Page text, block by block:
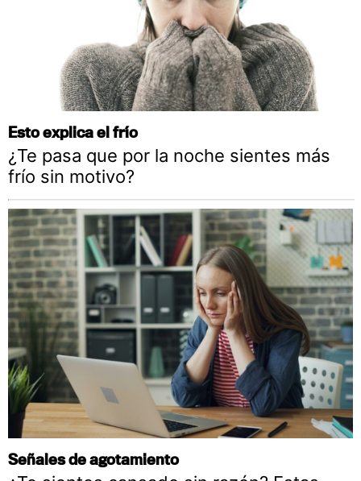
Esto explica el frío
¿Te pasa que por la noche sientes más
frío sin motivo?
Señales de agotamiento